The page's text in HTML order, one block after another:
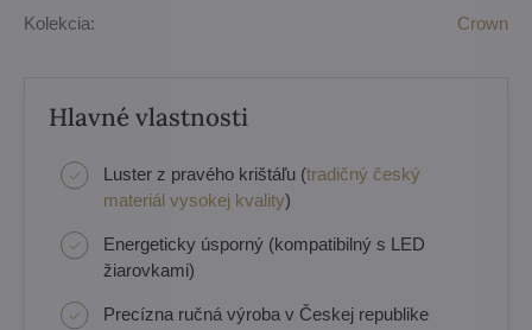
Kolekcia: Crown
Hlavné vlastnosti
Luster z pravého krištáľu (tradičný český
materiál vysokej kvality)
Energeticky úsporný (kompatibilný s LED
žiarovkami)
Precízna ručná výroba v Českej republike